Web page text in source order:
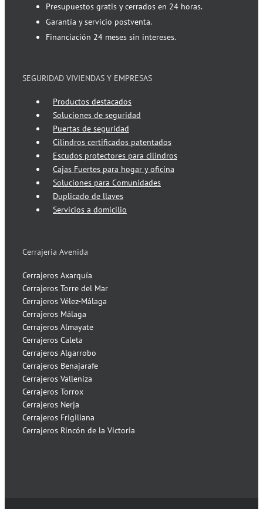
Presupuestos gratis y cerrados en 24 horas.
Garantía y servicio postventa.
Financiación 24 meses sin intereses.
SEGURIDAD VIVIENDAS Y EMPRESAS
Productos destacados
Soluciones de seguridad
Puertas de seguridad
Cilindros certificados patentados
Escudos protectores para cilindros
Cajas Fuertes para hogar y oficina
Soluciones para Comunidades
Duplicado de llaves
Servicios a domicilio
Cerrajeria Avenida
Cerrajeros Axarquía
Cerrajeros Torre del Mar
Cerrajeros Vélez-Málaga
Cerrajeros Málaga
Cerrajeros Almayate
Cerrajeros Caleta
Cerrajeros Algarrobo
Cerrajeros Benajarafe
Cerrajeros Valleniza
Cerrajeros Torrox
Cerrajeros Nerja
Cerrajeros Frigiliana
Cerrajeros Rincón de la Victoria